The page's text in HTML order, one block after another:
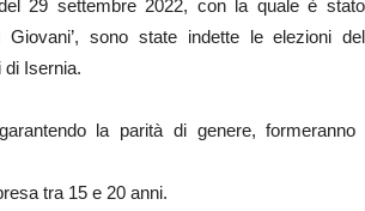
29 settembre 2022, con la quale è
Giovani’, sono state indette le elezioni
di Isernia.
la parità di genere, formeranno
tra 15 e 20 anni.